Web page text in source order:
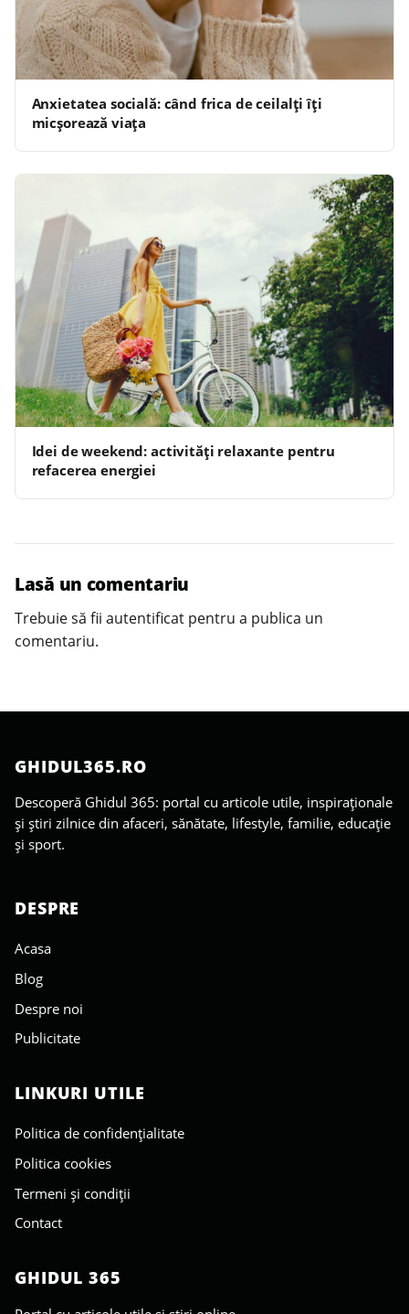
Anxietatea socială: când frica de ceilalți îți
micșorează viața
Idei de weekend: activități relaxante pentru
refacerea energiei
Lasă un comentariu
Trebuie să fii autentificat pentru a publica un
comentariu.
GHIDUL365.RO
Descoperă Ghidul 365: portal cu articole utile, inspiraționale
și știri zilnice din afaceri, sănătate, lifestyle, familie, educație
și sport.
DESPRE
Acasa
Blog
Despre noi
Publicitate
LINKURI UTILE
Politica de confidențialitate
Politica cookies
Termeni și condiții
Contact
GHIDUL 365